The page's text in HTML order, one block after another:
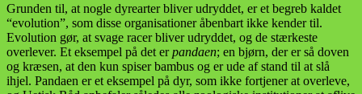
Grunden til, at nogle dyrearter bliver udryddet, er et begreb kaldet
“evolution”, som disse organisationer åbenbart ikke kender til.
Evolution gør, at svage racer bliver udryddet, og de stærkeste
overlever. Et eksempel på det erpandaen; en bjørn, der er så doven
og kræsen, at den kun spiser bambus og er ude af stand til at slå
ihjel. Pandaen er et eksempel på dyr, som ikke fortjener at overleve,